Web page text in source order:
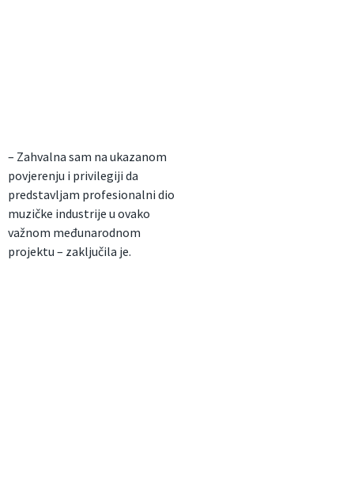
– Zahvalna sam na ukazanom
povjerenju i privilegiji da
predstavljam profesionalni dio
muzičke industrije u ovako
važnom međunarodnom
projektu – zaključila je.